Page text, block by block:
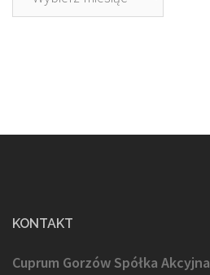
KONTAKT
Cuprum Gorzów Spółka Akcyjna